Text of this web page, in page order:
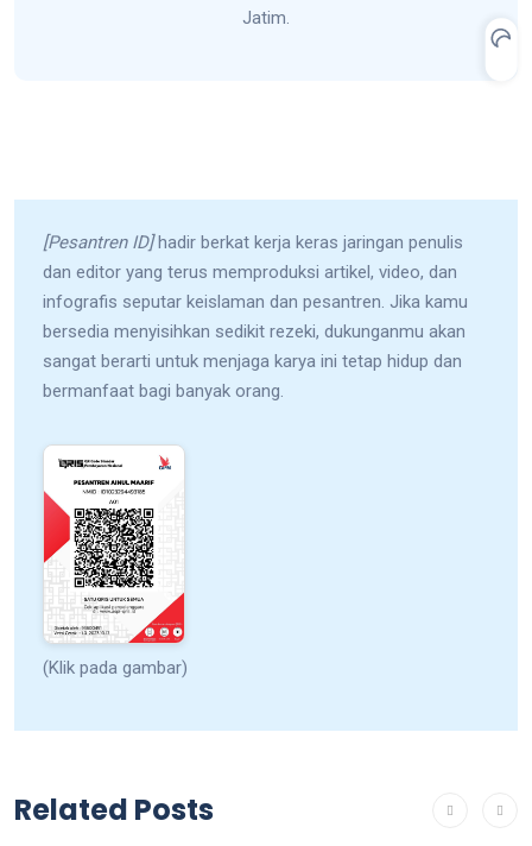
Jatim.
[Pesantren ID]hadir berkat kerja keras jaringan penulis
dan editor yang terus memproduksi artikel, video, dan
infografis seputar keislaman dan pesantren. Jika kamu
bersedia menyisihkan sedikit rezeki, dukunganmu akan
sangat berarti untuk menjaga karya ini tetap hidup dan
bermanfaat bagi banyak orang.
(Klik pada gambar)
Related Posts